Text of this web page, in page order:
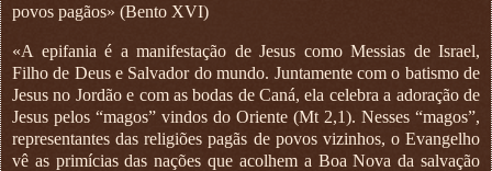
povos pagãos» (Bento XVI)
«A epifania é a manifestação de Jesus como Messias de Israel,
Filho de Deus e Salvador do mundo. Juntamente com o batismo de
Jesus no Jordão e com as bodas de Caná, ela celebra a adoração de
Jesus pelos “magos” vindos do Oriente (Mt 2,1). Nesses “magos”,
representantes das religiões pagãs de povos vizinhos, o Evangelho
vê as primícias das nações que acolhem a Boa Nova da salvação